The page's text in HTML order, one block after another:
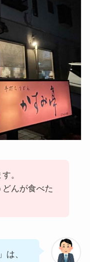
。
んが食べた
は、